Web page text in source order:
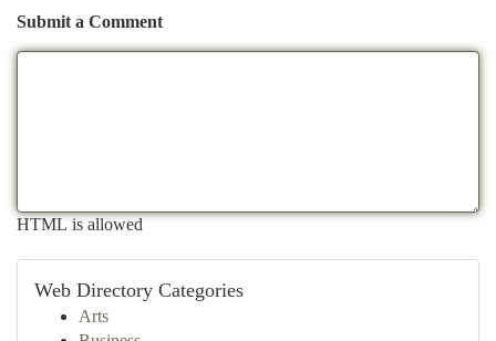
Submit a Comment
HTML is allowed
Web Directory Categories
Arts